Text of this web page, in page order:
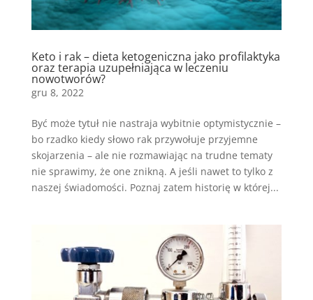
Keto i rak – dieta ketogeniczna jako profilaktyka
oraz terapia uzupełniająca w leczeniu
nowotworów?
gru 8, 2022
Być może tytuł nie nastraja wybitnie optymistycznie –
bo rzadko kiedy słowo rak przywołuje przyjemne
skojarzenia – ale nie rozmawiając na trudne tematy
nie sprawimy, że one znikną. A jeśli nawet to tylko z
naszej świadomości. Poznaj zatem historię w której...